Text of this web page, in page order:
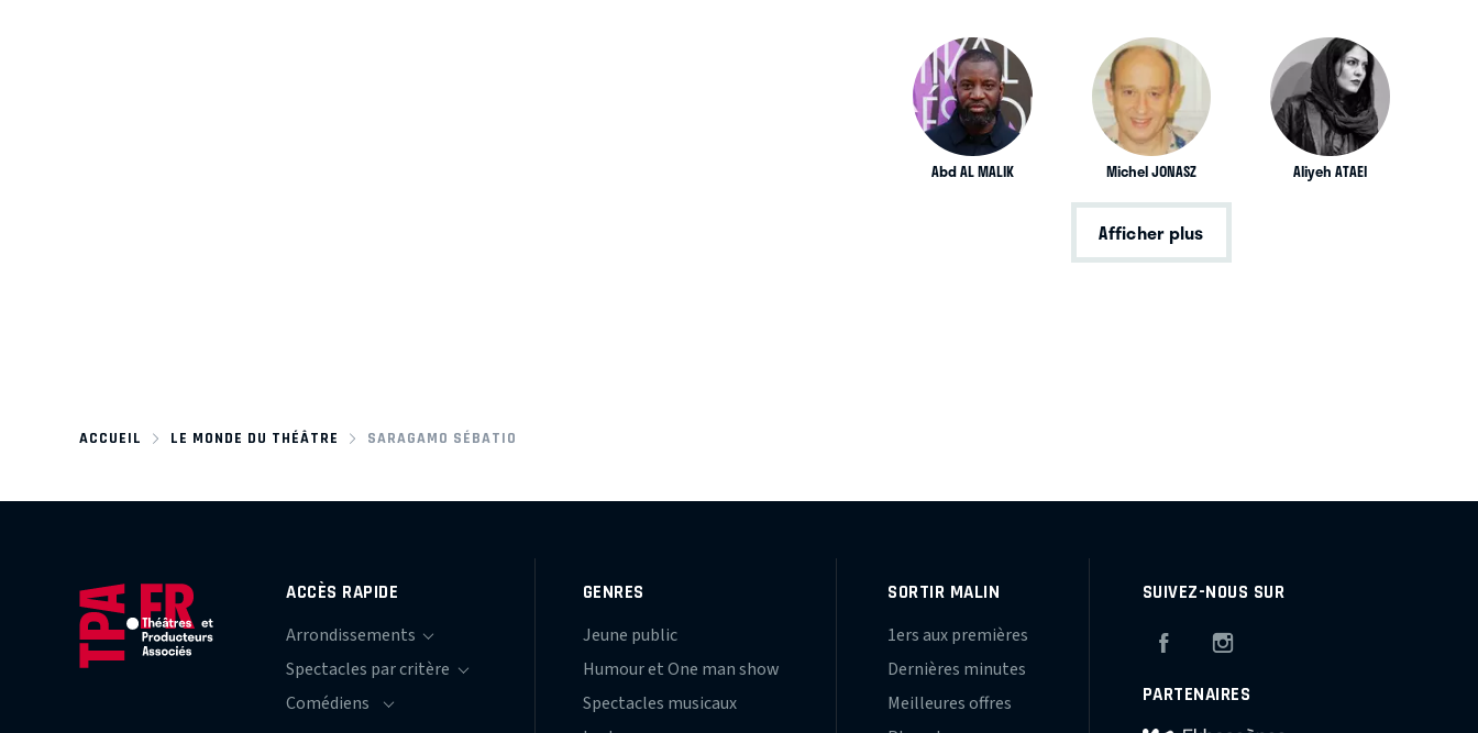
Abd AL MALIK Michel JONASZ Aliyeh ATAEI
Afficher plus
ACCUEIL LE MONDE DU THÉÂTRE SARAGAMO SÉBATIO
ACCÈS RAPIDE GENRES
Jeune public
Humour et One man show
Spectacles musicaux
SORTIR MALIN
1ers aux premières
Dernières minutes
Meilleures offres
SUIVEZ-NOUS SUR
Facebook
PARTENAIRES